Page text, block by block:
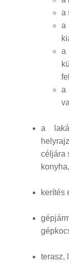
a
a
a
a
a
céljára
kerítés
terasz,